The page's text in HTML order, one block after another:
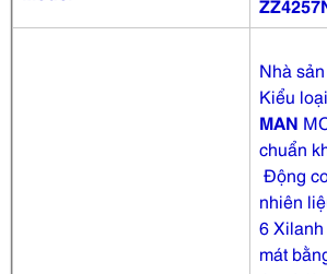
Nhà
Kiểu
MAN
chuẩn
Động
nhiên
6
mát